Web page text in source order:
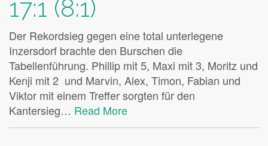
17:1 (8:1)
Der Rekordsieg gegen eine total unterlegene
Inzersdorf brachte den Burschen die
Tabellenführung. Phillip mit 5, Maxi mit 3, Moritz und
Kenji mit 2 und Marvin, Alex, Timon, Fabian und
Viktor mit einem Treffer sorgten für den
Kantersieg… Read More